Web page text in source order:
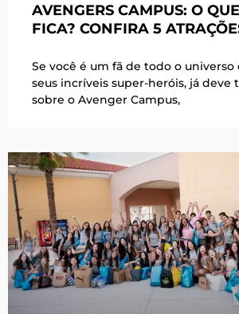
AVENGERS CAMPUS: O
FICA? CONFIRA 5
Se você é um fã de todo o universo
seus incríveis super-heróis, já deve
sobre o Avenger Campus,